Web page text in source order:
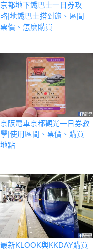
京都地下鐵巴士一日券攻
略|地鐵巴士搭到飽、區間
票價、怎麼購買
京阪電車京都觀光一日券教
學|使用區間、票價、購買
地點
最新KLOOK與KKDAY購買